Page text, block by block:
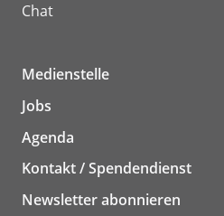
Chat
Medienstelle
Jobs
Agenda
Kontakt / Spendendienst
Newsletter abonnieren